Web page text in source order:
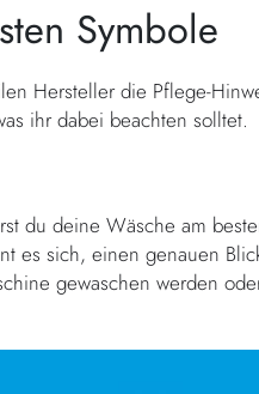
Symbole
Hersteller die Pflege-
ihr dabei beachten solltet.
du deine Wäsche am
es sich, einen genauen
gewaschen werden